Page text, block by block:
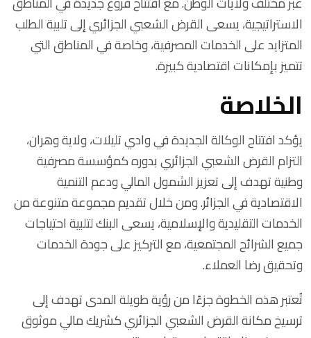
الاستراتيجية، يسعى القرض الشعبي الجزائري إلى تلبية الطلب
المتزايد على الخدمات المصرفية، وخاصة في المناطق التي
تتميز بإمكانات اقتصادية كبيرة.
الخلاصة
يؤكد افتتاح الوكالة الجديدة في وادي تليلات، ولاية وهران،
التزام القرض الشعبي الجزائري بدوره كمؤسسة مصرفية
وطنية تهدف إلى تعزيز الشمول المالي ودعم التنمية
الاقتصادية في الجزائر. ومن خلال تقديم مجموعة متنوعة من
الخدمات التقليدية والإسلامية، يسعى البنك لتلبية احتياجات
جميع الشرائح المجتمعية، مع التركيز على جودة الخدمات
وتحقيق رضا العملاء.
تُعتبر هذه الخطوة جزءًا من رؤية طويلة المدى تهدف إلى
ترسيخ مكانة القرض الشعبي الجزائري كشريك مالي موثوق